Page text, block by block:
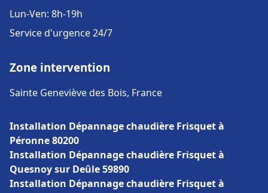
Lun-Ven: 8h-19h
Service d'urgence 24/7
Zone intervention
Sainte Geneviève des Bois, France
Installation Dépannage chaudière Frisquet à
Péronne 80200
Installation Dépannage chaudière Frisquet à
Quesnoy sur Deûle 59890
Installation Dépannage chaudière Frisquet à